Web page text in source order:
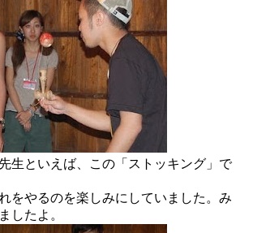
生といえば、この「ストッキング」で
をやるのを楽しみにしていました。み
したよ。